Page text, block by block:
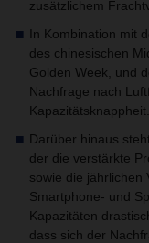
zusätzlichem
In Kombination mit
des chinesischen
Golden Week, und
Nachfrage nach
Kapazitätsknappheit.
Darüber hinaus
der die verstärkte
sowie die jährlichen
Smartphone- und
Kapazitäten
dass sich der